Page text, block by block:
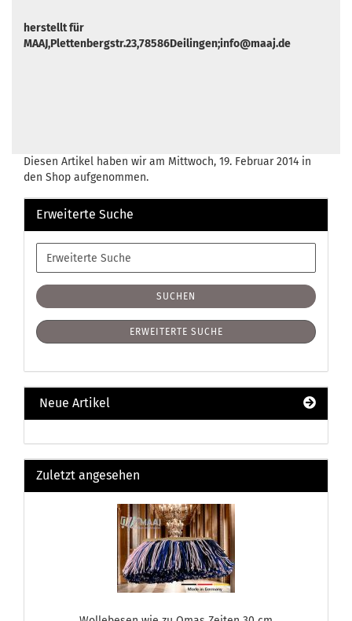
herstellt für
MAAJ,Plettenbergstr.23,78586Deilingen;info@maaj.de
Diesen Artikel haben wir am Mittwoch, 19. Februar 2014 in
den Shop aufgenommen.
Erweiterte Suche
Erweiterte
Suche
SUCHEN
ERWEITERTE SUCHE
Neue Artikel
Zuletzt angesehen